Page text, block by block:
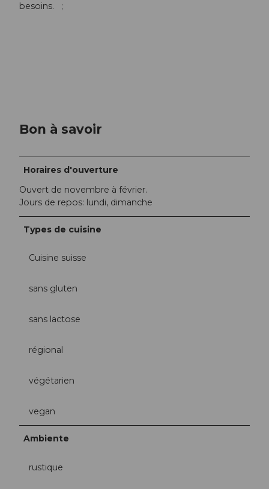
besoins. ;
Bon à savoir
Horaires d'ouverture
Ouvert de novembre à février.
Jours de repos: lundi, dimanche
Types de cuisine
Cuisine suisse
sans gluten
sans lactose
régional
végétarien
vegan
Ambiente
rustique